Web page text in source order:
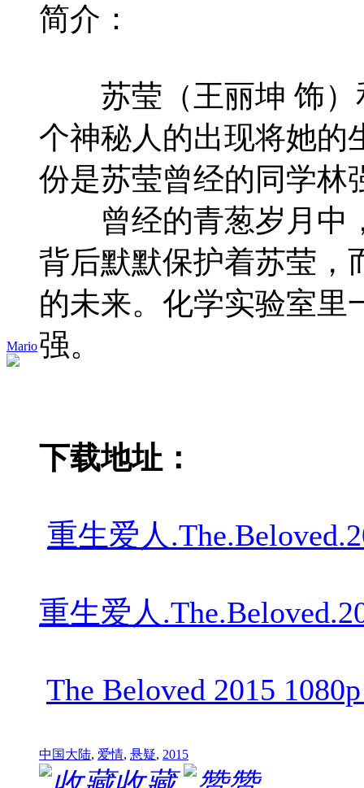
Mario
简介：
苏莹（王丽坤 饰）
个神秘人的出现将她的
份是苏莹曾经的同学林
曾经的青葱岁月中，
背后默默保护着苏莹，
的未来。化学实验室里
强。
下载地址：
重生爱人
重生爱人
The Beloved 2015
中国大陆, 爱情, 悬疑, 2015